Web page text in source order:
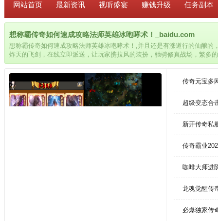
网站首页 最新资讯 视听盛宴 赚钱升级 任务副本
想称霸传奇如何速成攻略法师英雄冰咆哮术！_baidu.com
想称霸传奇如何速成攻略法师英雄冰咆哮术！,并且还是有涨道行的仙酿的
炸天的飞剑，在线立即派送，让玩家携拉风的装扮，驰骋修真战场，繁多
的流派，令玩家感受的爽快也悬殊。游戏光影细腻逼真，打击特效炸裂屏
崩坏，全服大神同台竞技，横扫诸天，书写你的"传奇史"。
传奇元宝多
超级变态合
新开传奇私
传奇霸业
咖啡大师进
龙魂觉醒传
必爆独家传